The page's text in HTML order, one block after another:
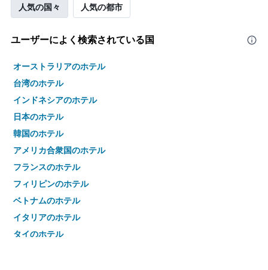
人気の国々 人気の都市
ユーザーによく検索されている国
オーストラリアのホテル
台湾のホテル
インドネシアのホテル
日本のホテル
韓国のホテル
アメリカ合衆国のホテル
フランスのホテル
フィリピンのホテル
ベトナムのホテル
イタリアのホテル
タイのホテル